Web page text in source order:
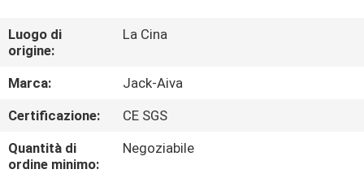
NOI
VISITA
ALLA
FABBRICA
Luogo di
origine:
La Cina
Marca:
Jack-Aiva
Certificazione:
CE SGS
Quantità di
ordine minimo:
Negoziabile